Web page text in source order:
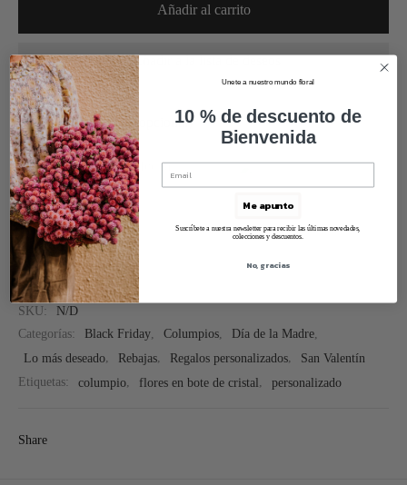
Añadir al carrito
Añadir a la lista de deseos
Fecha de entrega (opcional)
SKU:
N/D
Categorías:
Black Friday Columpios Día de la Madre
Lo más deseado, Rebajas, Regalos personalizados,
San Valentín
Etiquetas:
columpio, flores en bote de cristal, personalizado
Share
Unete a nuestro mundo floral
10 % de descuento de
Bienvenida
Me apunto
Suscríbete a nuestra newsletter para recibir las últimas novedades,
colecciones y descuentos.
No, gracias